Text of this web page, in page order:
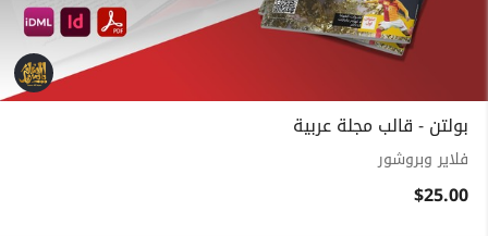
بولتن - قالب مجلة عربية
فلاير وبروشور
$25.00